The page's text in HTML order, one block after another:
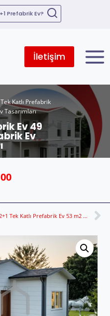
Prefabrik Ev?
İletişim
Katlı Prefabrik
Tasarımları
Ev 49
Ev
2+1 Tek Katlı Prefabrik Ev 53 m2 – Geniş Salon ve Kullanışlı Mutfak